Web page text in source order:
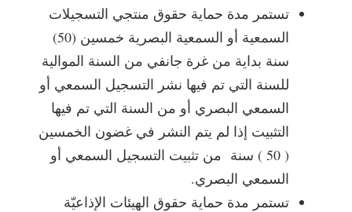
تستمر مدة حماية حقوق منتجي التسجيلات
السمعية أو السمعية البصرية خمسين (50)
سنة بداية من غرة جانفي من السنة الموالية
للسنة التي تم فيها نشر التسجيل السمعي أو
السمعي البصري أو من السنة التي تم فيها
التثبيت إذا لم يتم النشر في غضون الخمسين
( 50 ) سنة من تثبيت التسجيل السمعي أو
السمعي البصري.
تستمر مدة حماية حقوق الهيئات الإذاعيّة